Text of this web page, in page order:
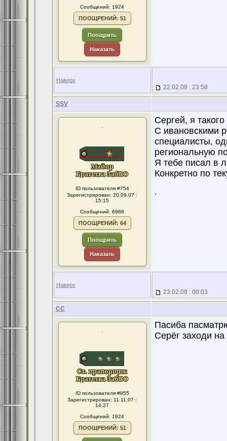
Сообщений: 1924
ПООЩРЕНИЙ: 51
Поощрить
Наказать
Наверх
22.02.08 : 23:58
SSV
.
ID пользователя #754
Зарегистрирован: 20.09.07 :
15:15
Сообщений: 6988
ПООЩРЕНИЙ: 64
Поощрить
Наказать
Сергей, я
С ивановскими
специалисты,
региональную
Я тебе писал в
Конкретно по
.
Наверх
23.02.08 : 00:03
CC
.
ID пользователя #855
Зарегистрирован: 11.11.07 :
14:27
Сообщений: 1924
ПООЩРЕНИЙ: 51
Пасиба
Серёг заходи на